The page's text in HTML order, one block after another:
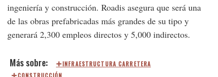
ingeniería y construcción. Roadis asegura que será una
de las obras prefabricadas más grandes de su tipo y
generará 2,300 empleos directos y 5,000 indirectos.
INFRAESTRUCTURA CARRETERA